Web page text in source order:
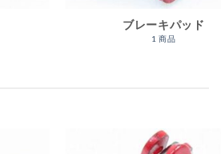
ブレーキパッド
1 商品